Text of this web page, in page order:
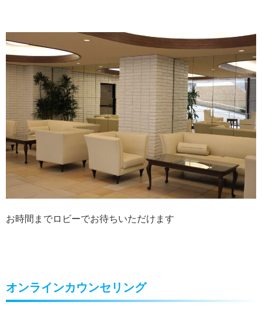
お時間までロビーでお待ちいただけます
オンラインカウンセリング